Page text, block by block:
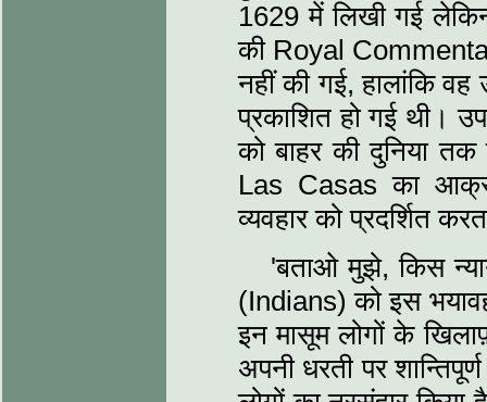
1629 में लिखी गई
की Royal
नहीं की गई, हालांकि
प्रकाशित हो गई थी।
को बाहर की दुनिया
Las Casas का
व्यवहार को प्रदर्शित
'बताओ मुझे, किस
(Indians) को इस
इन मासूम लोगों के
अपनी धरती पर